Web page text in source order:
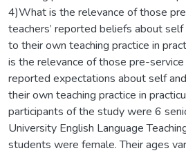
4)What is the relevance of those
teachers’ reported beliefs about
to their own teaching practice in
is the relevance of those pre-service
reported expectations about self
their own teaching practice in
participants of the study were 6
University English Language
students were female. Their ages